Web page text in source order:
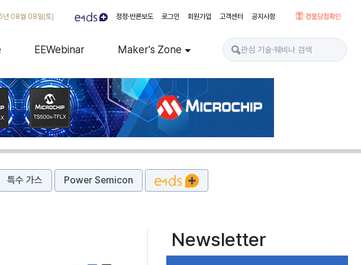
08월 08일(토) 정정·반론보도 로그인 회원가입 고객센터 공지사항 경품당첨확인
EEWebinar Maker's Zone
특수 가스 Power Semicon
Newsletter